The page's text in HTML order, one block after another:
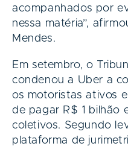
acompanhados por
nessa matéria”,
Mendes.
Em setembro, o
condenou a Uber a
os motoristas ativos
de pagar R$ 1 bilhão
coletivos. Segundo
plataforma de